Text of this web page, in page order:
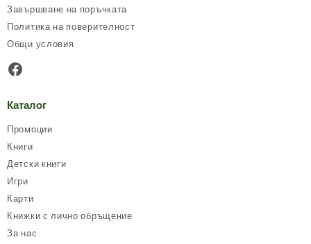
Завършване на поръчката
Политика на поверителност
Общи условия
Facebook
Каталог
Промоции
Книги
Детски книги
Игри
Карти
Книжки с лично обръщение
За нас